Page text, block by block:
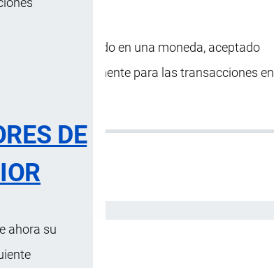
DE
ahora su
obligaciones cifrado en una moneda, aceptado
emplea habitualmente para las transacciones en